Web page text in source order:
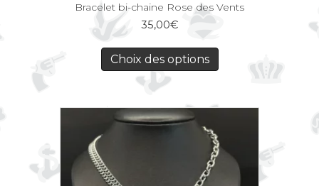
Bracelet bi-chaine Rose des Vents
35,00€
Choix des options